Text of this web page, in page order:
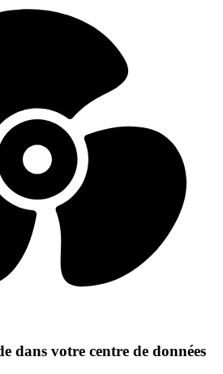
dans votre centre de données